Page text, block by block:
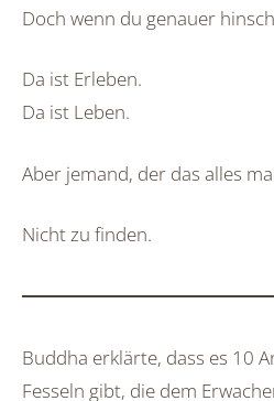
Doch wenn du genauer
Da ist Erleben.
Da ist Leben.
Aber jemand, der das alles
Nicht zu finden.
Buddha erklärte, dass es 10
Fesseln gibt, die dem